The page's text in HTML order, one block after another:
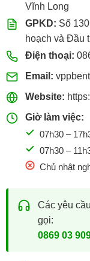
Vĩnh Long
GPKD: Số
hoạch và Đầu
Điện thoại:
Email:
Website:
Giờ làm việc:
07h30 –
07h30 –
Chủ nhật
Các yêu
gọi:
0869 03